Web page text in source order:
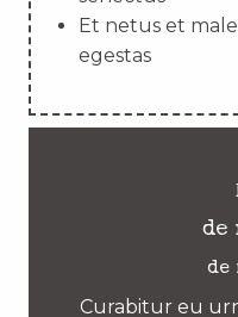
Et netus et
egestas
de
de
Curabitur eu